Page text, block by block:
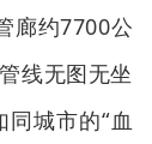
廊约7700公
线无图无坐
城市的“血